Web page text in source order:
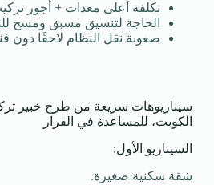
تكلفة أعلى معدات + أجور
الحاجة لتنسيق مسبق ومسح
صعوبة نقل النظام لاحقًا دون
سيناريوهات سريعة من طرح خبير
الكويت، للمساعدة في القرار
السيناريو الأول:
شقة سكنية صغيرة.